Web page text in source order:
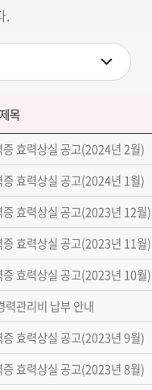
.
제목
효력상실 공고(2024년 2월)
효력상실 공고(2024년 1월)
효력상실 공고(2023년 12월)
효력상실 공고(2023년 11월)
효력상실 공고(2023년 10월)
관리비 납부 안내
효력상실 공고(2023년 9월)
효력상실 공고(2023년 8월)